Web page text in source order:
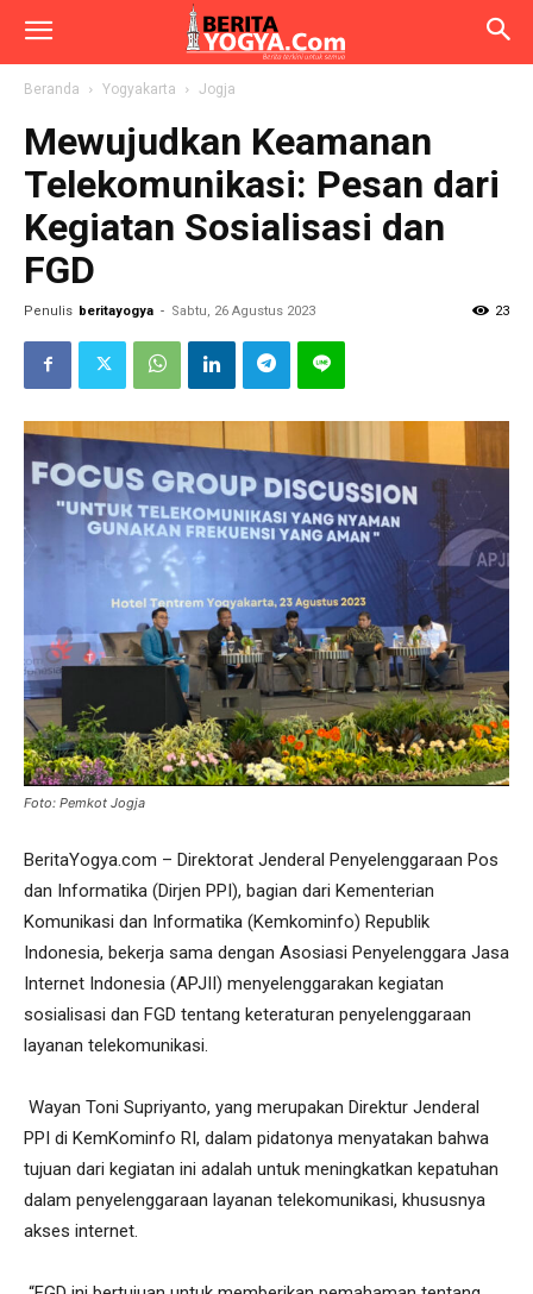
Beranda Yogyakarta Jogja
Mewujudkan Keamanan
Telekomunikasi: Pesan dari
Kegiatan Sosialisasi dan
FGD
Penulis beritayogya - Sabtu, 26 Agustus 2023 23
Foto: Pemkot Jogja
BeritaYogya.com – Direktorat Jenderal Penyelenggaraan Pos
dan Informatika (Dirjen PPI), bagian dari Kementerian
Komunikasi dan Informatika (Kemkominfo) Republik
Indonesia, bekerja sama dengan Asosiasi Penyelenggara Jasa
Internet Indonesia (APJII) menyelenggarakan kegiatan
sosialisasi dan FGD tentang keteraturan penyelenggaraan
layanan telekomunikasi.
Wayan Toni Supriyanto, yang merupakan Direktur Jenderal
PPI di KemKominfo RI, dalam pidatonya menyatakan bahwa
tujuan dari kegiatan ini adalah untuk meningkatkan kepatuhan
dalam penyelenggaraan layanan telekomunikasi, khususnya
akses internet.